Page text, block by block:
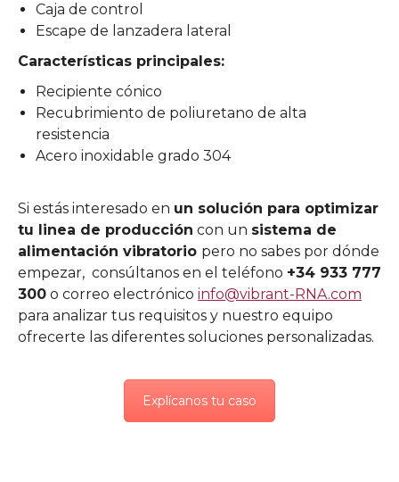
Caja de control
Escape de lanzadera lateral
Características principales:
Recipiente cónico
Recubrimiento de poliuretano de alta
resistencia
Acero inoxidable grado 304
Si estás interesado en un solución para optimizar
tu linea de producción con un sistema de
alimentación vibratorio pero no sabes por dónde
empezar, consúltanos en el teléfono +34 933 777
300 o correo electrónico info@vibrant-RNA.com
para analizar tus requisitos y nuestro equipo
ofrecerte las diferentes soluciones personalizadas.
Explícanos tu caso